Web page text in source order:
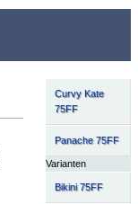
Curvy Kate
75FF
Panache 75FF
Varianten
Bikini 75FF